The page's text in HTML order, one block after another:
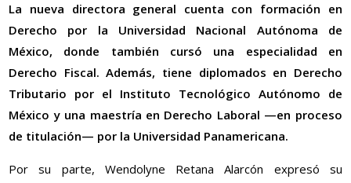
La nueva directora general cuenta con formación en
Derecho por la Universidad Nacional Autónoma de
México, donde también cursó una especialidad en
Derecho Fiscal. Además, tiene diplomados en Derecho
Tributario por el Instituto Tecnológico Autónomo de
México y una maestría en Derecho Laboral —en proceso
de titulación— por la Universidad Panamericana.
Por su parte, Wendolyne Retana Alarcón expresó su